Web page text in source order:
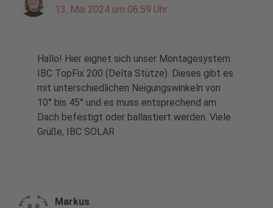
13. Mai 2024 um 06:59 Uhr
Hallo! Hier eignet sich unser Montagesystem
IBC TopFix 200 (Delta Stütze). Dieses gibt es
mit unterschiedlichen Neigungswinkeln von
10° bis 45° und es muss entsprechend am
Dach befestigt oder ballastiert werden. Viele
Grüße, IBC SOLAR
Markus